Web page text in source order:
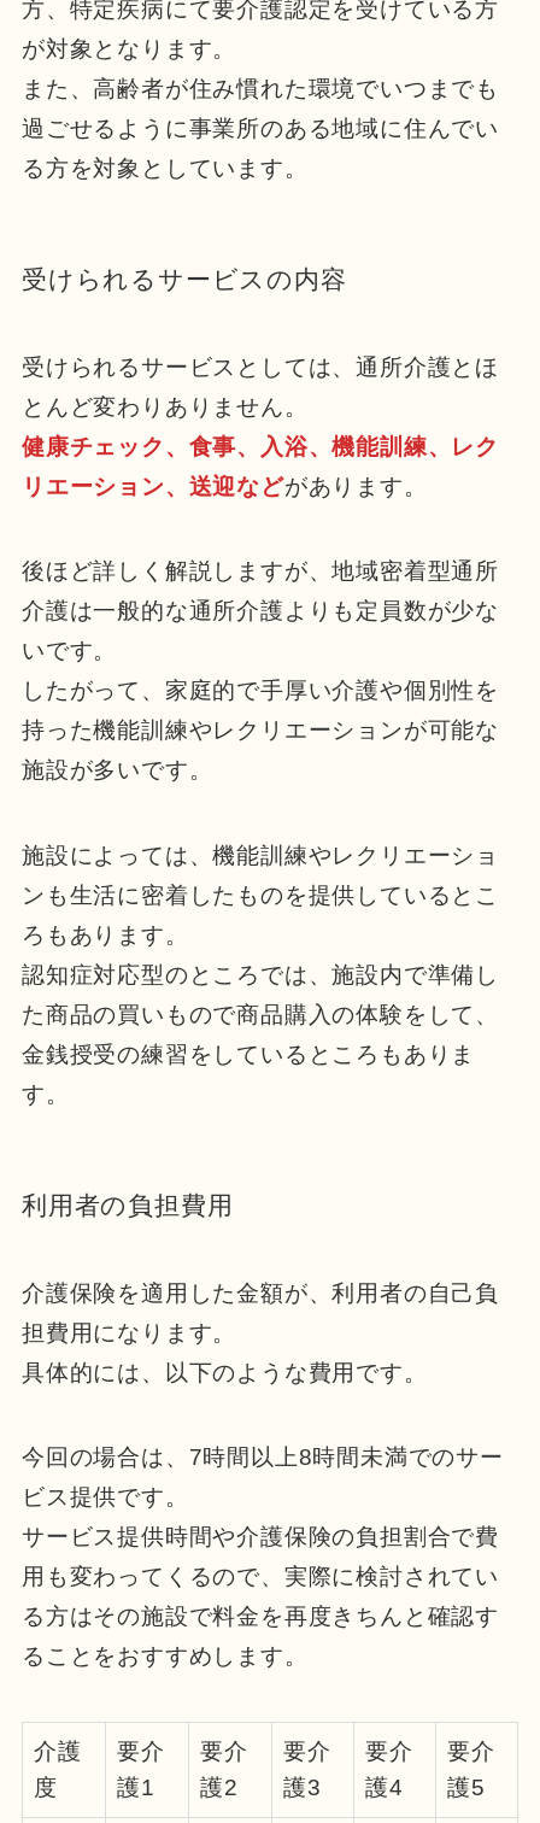
方、特定疾病にて要介護認定を受けている方
が対象となります。
また、高齢者が住み慣れた環境でいつまでも
過ごせるように事業所のある地域に住んでい
る方を対象としています。
受けられるサービスの内容
受けられるサービスとしては、通所介護とほ
とんど変わりありません。
健康チェック、食事、入浴、機能訓練、レク
リエーション、送迎などがあります。
後ほど詳しく解説しますが、地域密着型通所
介護は一般的な通所介護よりも定員数が少な
いです。
したがって、家庭的で手厚い介護や個別性を
持った機能訓練やレクリエーションが可能な
施設が多いです。
施設によっては、機能訓練やレクリエーショ
ンも生活に密着したものを提供しているとこ
ろもあります。
認知症対応型のところでは、施設内で準備し
た商品の買いもので商品購入の体験をして、
金銭授受の練習をしているところもありま
す。
利用者の負担費用
介護保険を適用した金額が、利用者の自己負
担費用になります。
具体的には、以下のような費用です。
今回の場合は、7時間以上8時間未満でのサー
ビス提供です。
サービス提供時間や介護保険の負担割合で費
用も変わってくるので、実際に検討されてい
る方はその施設で料金を再度きちんと確認す
ることをおすすめします。
介護
度
要介
護1
要介
護2
要介
護3
要介
護4
要介
護5